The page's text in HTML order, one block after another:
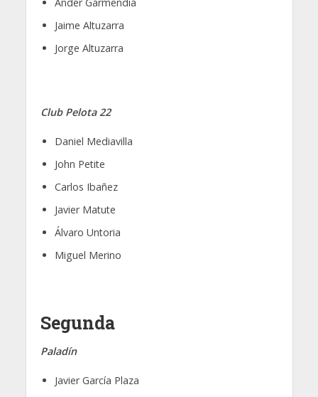
Jaime Altuzarra
Jorge Altuzarra
Club Pelota 22
Daniel Mediavilla
John Petite
Carlos Ibañez
Javier Matute
Álvaro Untoria
Miguel Merino
Segunda
Paladín
Javier García Plaza